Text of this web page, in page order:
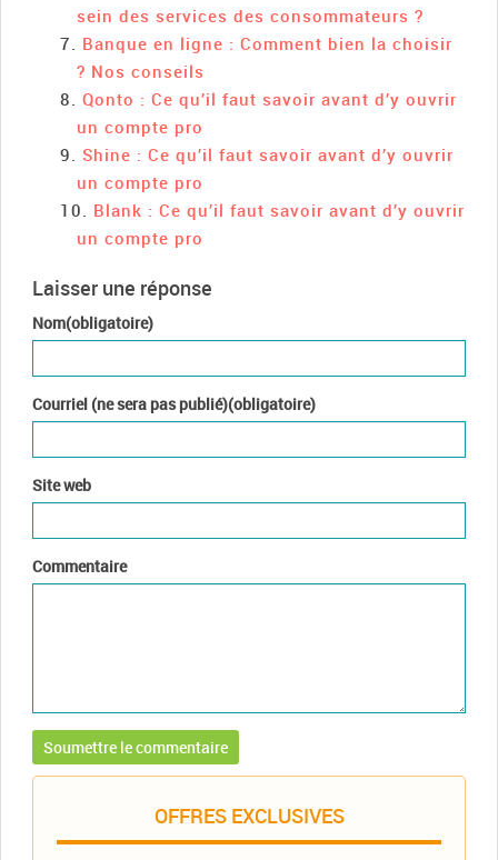
sein des services des consommateurs ?
Banque en ligne : Comment bien la choisir
? Nos conseils
Qonto : Ce qu’il faut savoir avant d’y ouvrir
un compte pro
Shine : Ce qu’il faut savoir avant d’y ouvrir
un compte pro
Blank : Ce qu’il faut savoir avant d’y ouvrir
un compte pro
Laisser une réponse
Nom(obligatoire)
Courriel (ne sera pas publié)(obligatoire)
Site web
Commentaire
OFFRES EXCLUSIVES